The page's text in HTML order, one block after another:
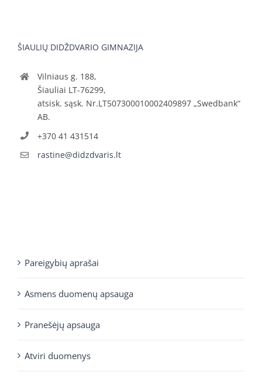
ŠIAULIŲ DIDŽDVARIO GIMNAZIJA
Vilniaus g. 188,
Šiauliai LT-76299,
atsisk. sąsk. Nr.LT507300010002409897 „Swedbank“
AB.
+370 41 431514
rastine@didzdvaris.lt
Pareigybių aprašai
Asmens duomenų apsauga
Pranešėjų apsauga
Atviri duomenys